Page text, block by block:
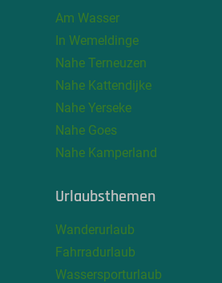
Am Wasser
In Wemeldinge
Nahe Terneuzen
Nahe Kattendijke
Nahe Yerseke
Nahe Goes
Nahe Kamperland
Urlaubsthemen
Wanderurlaub
Fahrradurlaub
Wassersporturlaub